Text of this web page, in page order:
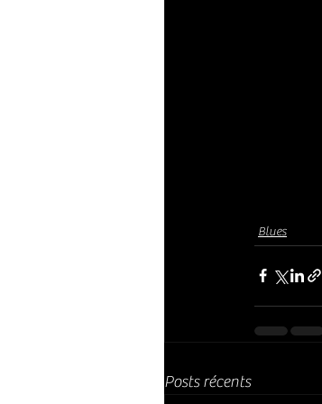
Blues
Posts récents